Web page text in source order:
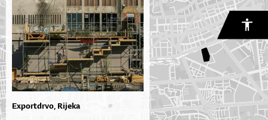
Exportdrvo, Rijeka